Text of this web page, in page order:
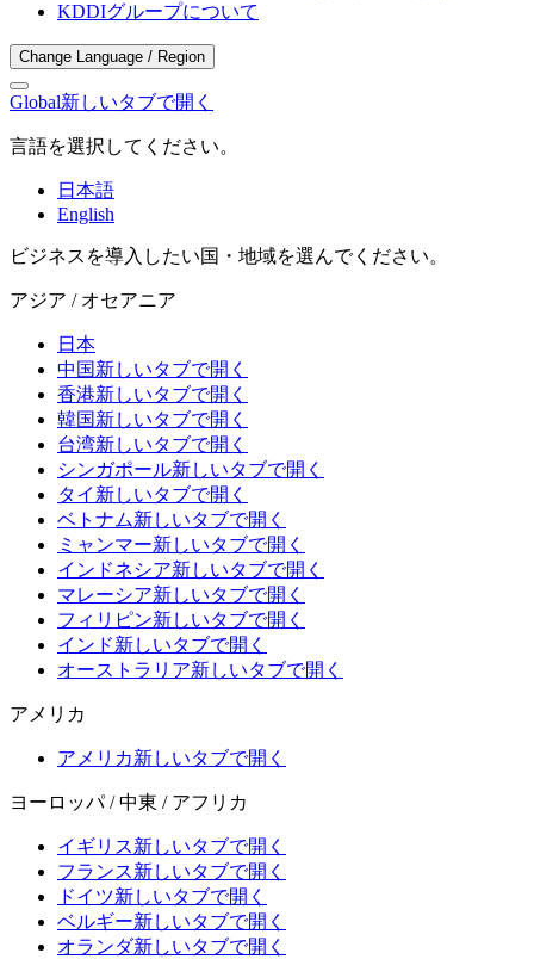
KDDIグループについて
Change Language / Region
Global新しいタブで開く
言語を選択してください。
日本語
English
ビジネスを導入したい国・地域を選んでください。
アジア / オセアニア
日本
中国新しいタブで開く
香港新しいタブで開く
韓国新しいタブで開く
台湾新しいタブで開く
シンガポール新しいタブで開く
タイ 新しいタブで開く
ベトナム新しいタブで開く
ミャンマー新しいタブで開く
インドネシア新しいタブで開く
マレーシア新しいタブで開く
フィリピン新しいタブで開く
インド新しいタブで開く
オーストラリア新しいタブで開く
アメリカ
アメリカ新しいタブで開く
ヨーロッパ / 中東 / アフリカ
イギリス新しいタブで開く
フランス新しいタブで開く
ドイツ新しいタブで開く
ベルギー新しいタブで開く
オランダ新しいタブで開く